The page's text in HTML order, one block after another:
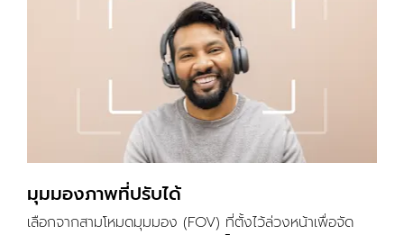
มุมมองภาพที่ปรับได้
เลือกจากสามโหมดมุมมอง (FOV) ที่ตั้งไว้ล่วงหน้าเพื่อจัด